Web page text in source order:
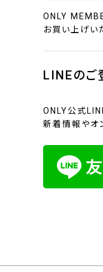
ONLY
お買い上げい
LINEのご
ONLY公式
新着情報やオ